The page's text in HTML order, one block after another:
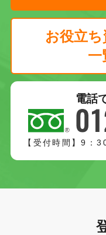
お役立
一
電話
【受付時間】9：